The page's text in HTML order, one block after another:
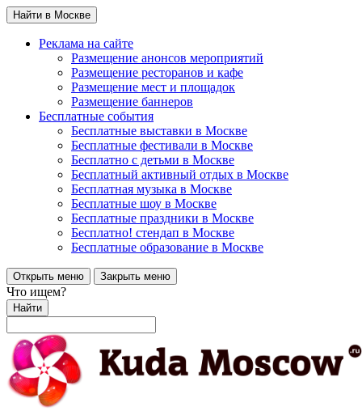
Найти в Москве
Реклама на сайте
Размещение анонсов мероприятий
Размещение ресторанов и кафе
Размещение мест и площадок
Размещение баннеров
Бесплатные события
Бесплатные выставки в Москве
Бесплатные фестивали в Москве
Бесплатно с детьми в Москве
Бесплатный активный отдых в Москве
Бесплатная музыка в Москве
Бесплатные шоу в Москве
Бесплатные праздники в Москве
Бесплатно! стендап в Москве
Бесплатные образование в Москве
Открыть меню Закрыть меню
Что ищем?
Найти